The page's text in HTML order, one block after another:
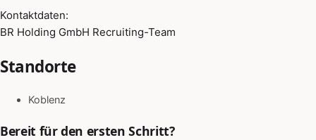
Kontaktdaten:
BR Holding GmbH Recruiting-Team
Standorte
Koblenz
Bereit für den ersten Schritt?